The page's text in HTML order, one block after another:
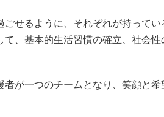
せるように、それぞれが持って
、基本的生活習慣の確立、社会
が一つのチームとなり、笑顔と